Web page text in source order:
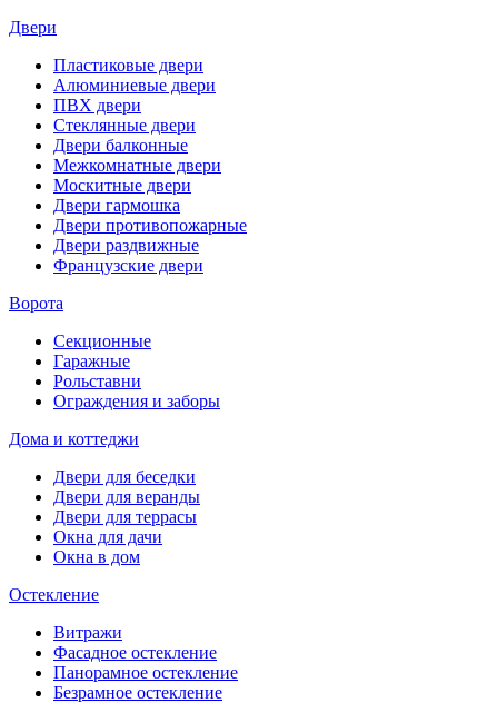
Двери
Пластиковые двери
Алюминиевые двери
ПВХ двери
Стеклянные двери
Двери балконные
Межкомнатные двери
Москитные двери
Двери гармошка
Двери противопожарные
Двери раздвижные
Французские двери
Ворота
Секционные
Гаражные
Рольставни
Ограждения и заборы
Дома и коттеджи
Двери для беседки
Двери для веранды
Двери для террасы
Окна для дачи
Окна в дом
Остекление
Витражи
Фасадное остекление
Панорамное остекление
Безрамное остекление